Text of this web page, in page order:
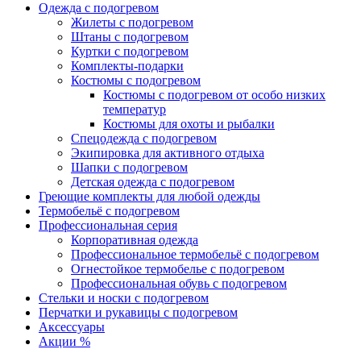
Одежда с подогревом
Жилеты с подогревом
Штаны с подогревом
Куртки с подогревом
Комплекты-подарки
Костюмы с подогревом
Костюмы с подогревом от особо низких
температур
Костюмы для охоты и рыбалки
Спецодежда с подогревом
Экипировка для активного отдыха
Шапки с подогревом
Детская одежда с подогревом
Греющие комплекты для любой одежды
Термобельё с подогревом
Профессиональная серия
Корпоративная одежда
Профессиональное термобельё с подогревом
Огнестойкое термобелье с подогревом
Профессиональная обувь с подогревом
Стельки и носки с подогревом
Перчатки и рукавицы с подогревом
Аксессуары
Акции %